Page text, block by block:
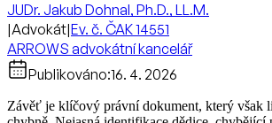
JUDr. Jakub Dohnal, Ph.D., LL.M.
|Advokát|Ev. č. ČAK 14551
ARROWS advokátní kancelář
Publikováno:16. 4. 2026
Závěť je klíčový právní dokument, který však